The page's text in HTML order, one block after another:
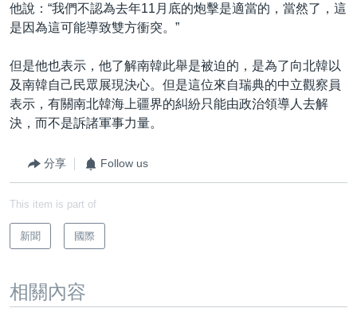
他說：“我們不認為去年11月底的炮擊是適當的，當然了，這
是因為這可能導致雙方衝突。”
但是他也表示，他了解南韓此舉是被迫的，是為了向北韓以
及南韓自己民眾展現決心。但是這位來自瑞典的中立觀察員
表示，有關南北韓海上疆界的糾紛只能由政治領導人去解
決，而不是訴諸軍事力量。
分享 Follow us
This item is part of
新聞 國際
相關內容